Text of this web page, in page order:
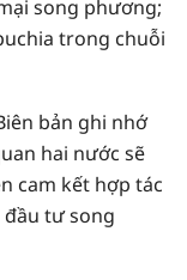
song phương;
trong chuỗi
bản ghi nhớ
hai nước sẽ
cam kết hợp tác
tư song